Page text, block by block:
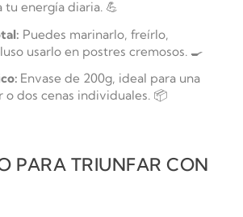
tu energía diaria. 💪
Puedes marinarlo, freírlo,
usarlo en postres cremosos. 🍳
Envase de 200g, ideal para una
o dos cenas individuales. 📦
PARA TRIUNFAR CON